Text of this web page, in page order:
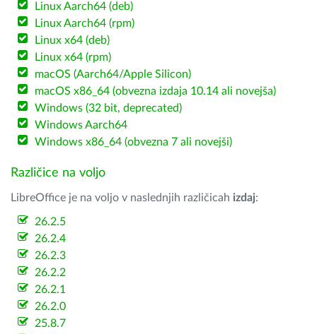
Linux Aarch64 (deb)
Linux Aarch64 (rpm)
Linux x64 (deb)
Linux x64 (rpm)
macOS (Aarch64/Apple Silicon)
macOS x86_64 (obvezna izdaja 10.14 ali novejša)
Windows (32 bit, deprecated)
Windows Aarch64
Windows x86_64 (obvezna 7 ali novejši)
Različice na voljo
LibreOffice je na voljo v naslednjih različicah izdaj:
26.2.5
26.2.4
26.2.3
26.2.2
26.2.1
26.2.0
25.8.7